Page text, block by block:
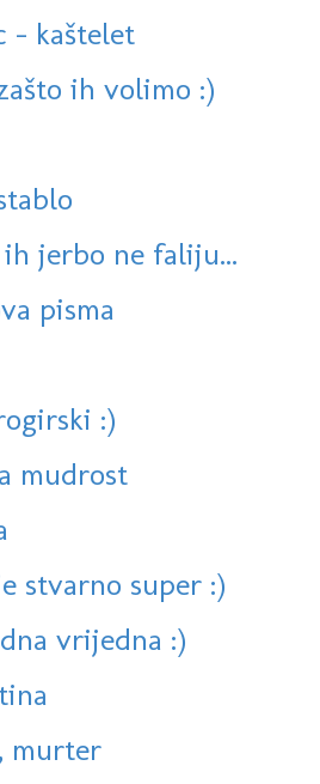
- kaštelet
ih volimo :)
ih jerbo ne faliju...
pisma
:)
mudrost
stvarno super :)
vrijedna :)
murter